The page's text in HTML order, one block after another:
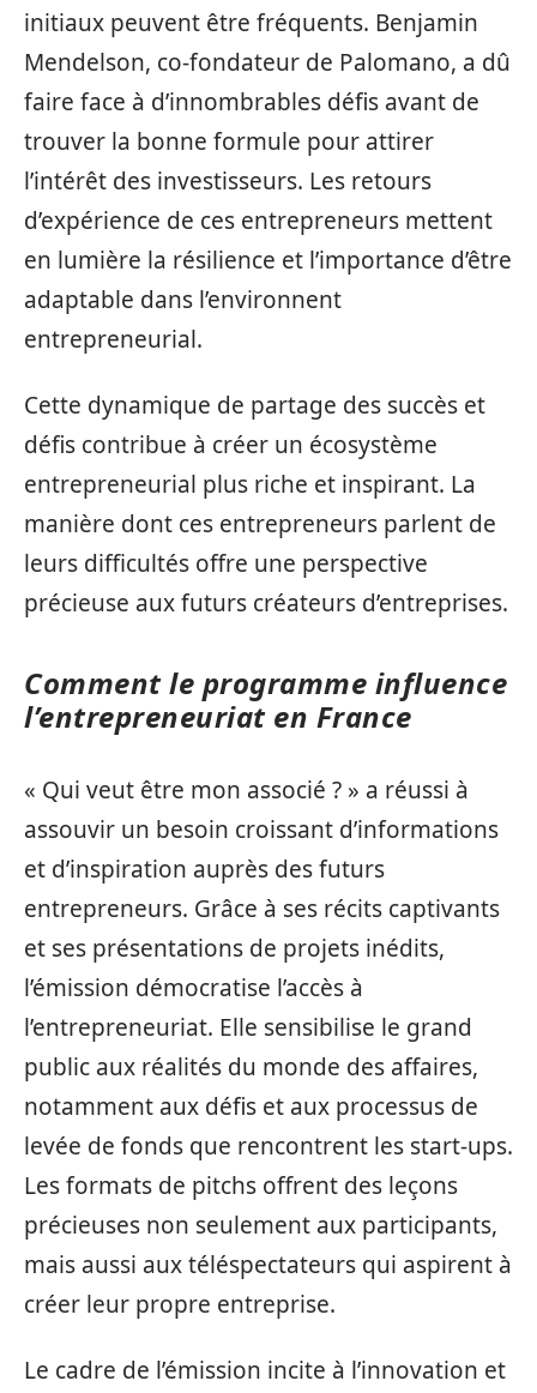
initiaux peuvent être fréquents. Benjamin
Mendelson, co-fondateur de Palomano, a dû
faire face à d’innombrables défis avant de
trouver la bonne formule pour attirer
l’intérêt des investisseurs. Les retours
d’expérience de ces entrepreneurs mettent
en lumière la résilience et l’importance d’être
adaptable dans l’environnent
entrepreneurial.
Cette dynamique de partage des succès et
défis contribue à créer un écosystème
entrepreneurial plus riche et inspirant. La
manière dont ces entrepreneurs parlent de
leurs difficultés offre une perspective
précieuse aux futurs créateurs d’entreprises.
Comment le programme influence
l’entrepreneuriat en France
« Qui veut être mon associé ? » a réussi à
assouvir un besoin croissant d’informations
et d’inspiration auprès des futurs
entrepreneurs. Grâce à ses récits captivants
et ses présentations de projets inédits,
l’émission démocratise l’accès à
l’entrepreneuriat. Elle sensibilise le grand
public aux réalités du monde des affaires,
notamment aux défis et aux processus de
levée de fonds que rencontrent les start-ups.
Les formats de pitchs offrent des leçons
précieuses non seulement aux participants,
mais aussi aux téléspectateurs qui aspirent à
créer leur propre entreprise.
Le cadre de l’émission incite à l’innovation et